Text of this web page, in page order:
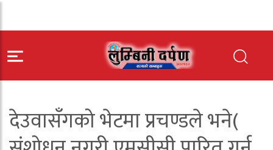
देउवासँगको भेटमा प्रचण्डले भने(